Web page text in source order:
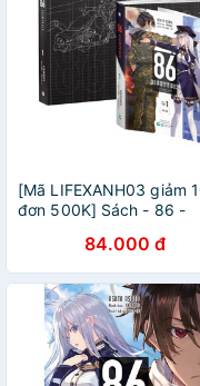
[Mã LIFEXANH03 giảm
đơn 500K] Sách - 86 -
84.000 đ